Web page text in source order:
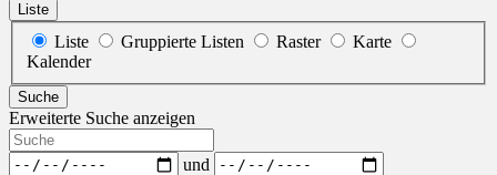
Liste
Anzeigetyp
für
Liste Gruppierte Listen Raster
Karte
Kalender
Suche
Erweiterte Suche anzeigen
Suche
Daten
und